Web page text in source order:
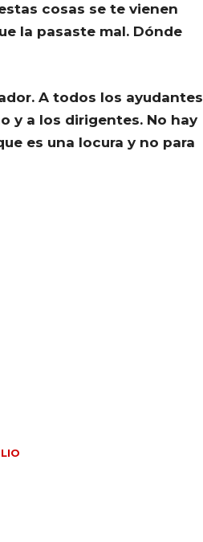
cosas se te vienen
la pasaste mal. Dónde
A todos los ayudantes
y a los dirigentes. No hay
es una locura y no para